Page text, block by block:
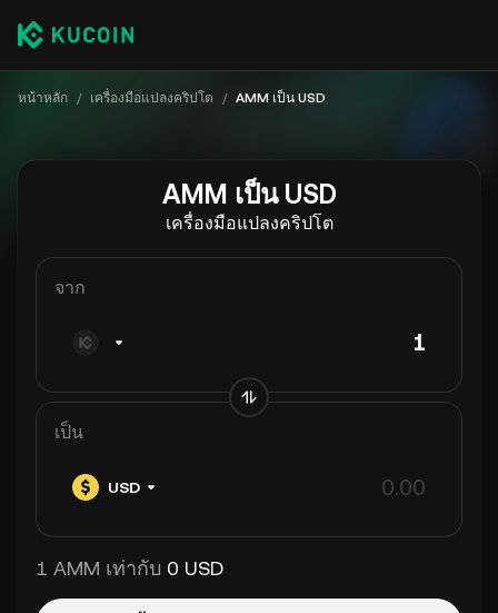
หน้าหลัก / เครื่องมือแปลงคริปโต / AMM เป็น USD
AMM เป็น USD
เครื่องมือแปลงคริปโต
จาก
เป็น
USD
1 AMM เท่ากับ 0 USD